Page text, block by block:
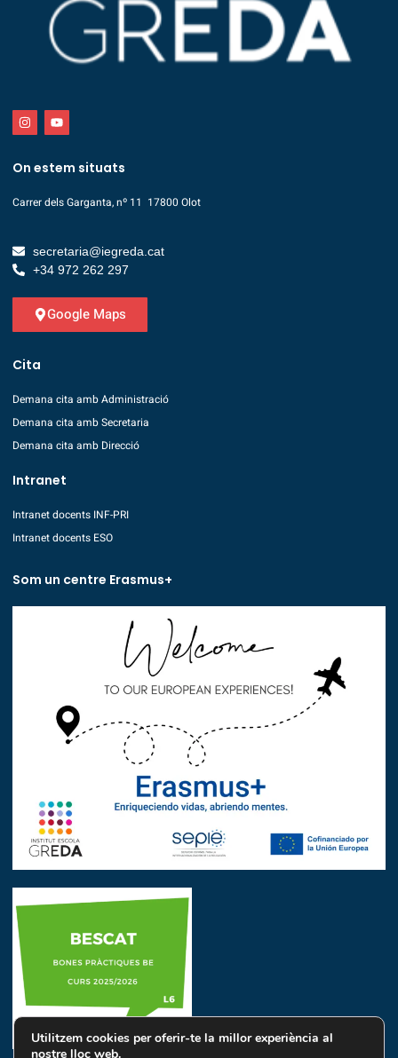
On estem situats
Carrer dels Garganta, nº 11 17800 Olot
secretaria@iegreda.cat
+34 972 262 297
Google Maps
Cita
Demana cita amb Administració
Demana cita amb Secretaria
Demana cita amb Direcció
Intranet
Intranet docents INF-PRI
Intranet docents ESO
Som un centre Erasmus+
Utilitzem cookies per oferir-te la millor experiència al
nostre lloc web.